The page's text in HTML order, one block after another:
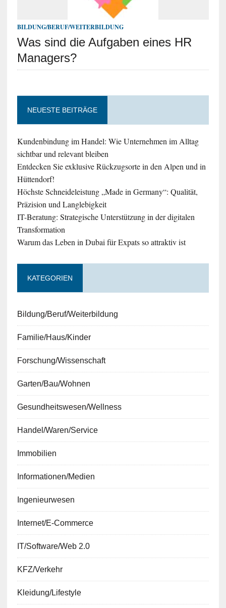
BILDUNG/BERUF/WEITERBILDUNG
Was sind die Aufgaben eines HR
Managers?
NEUESTE BEITRÄGE
Kundenbindung im Handel: Wie Unternehmen im Alltag
sichtbar und relevant bleiben
Entdecken Sie exklusive Rückzugsorte in den Alpen und in
Hüttendorf!
Höchste Schneideleistung „Made in Germany“: Qualität,
Präzision und Langlebigkeit
IT-Beratung: Strategische Unterstützung in der digitalen
Transformation
Warum das Leben in Dubai für Expats so attraktiv ist
KATEGORIEN
Bildung/Beruf/Weiterbildung
Familie/Haus/Kinder
Forschung/Wissenschaft
Garten/Bau/Wohnen
Gesundheitswesen/Wellness
Handel/Waren/Service
Immobilien
Informationen/Medien
Ingenieurwesen
Internet/E-Commerce
IT/Software/Web 2.0
KFZ/Verkehr
Kleidung/Lifestyle